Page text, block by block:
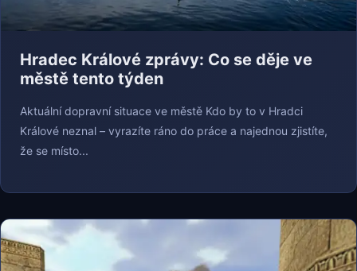
Hradec Králové zprávy: Co se děje ve
městě tento týden
Aktuální dopravní situace ve městě Kdo by to v Hradci
Králové neznal – vyrazíte ráno do práce a najednou zjistíte,
že se místo...